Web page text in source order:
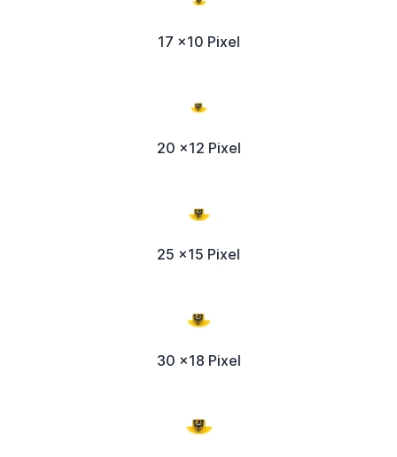
17 x10 Pixel
20 x12 Pixel
25 x15 Pixel
30 x18 Pixel